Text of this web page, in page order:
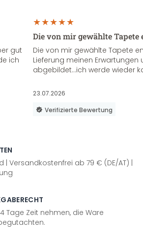
gut
ich
Die von mir gewählte
Die von mir gewählte Tapete
Lieferung meinen Erwartungen
abgebildet...ich werde wieder
23.07.2026
Verifizierte Bewertung
| Versandkostenfrei ab 79 € (DE/AT) |
Tage Zeit nehmen, die Ware